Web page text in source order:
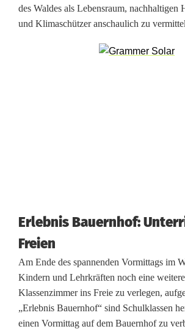
e
e
r
des Waldes als Lebensraum, nachhaltigen
und Klimaschützer anschaulich zu
Erlebnis Bauernhof:
Freien
Am Ende des spannenden Vormittags im
Kindern und Lehrkräften noch eine
Klassenzimmer ins Freie zu verlegen,
„Erlebnis Bauernhof“ sind Schulklassen
einen Vormittag auf dem Bauernhof zu